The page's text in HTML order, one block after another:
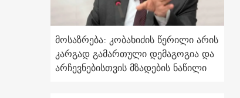
მოსაზრება: კობახიძის წერილი არის
კარგად გამართული დემაგოგია და
არჩევნებისთვის მზადების ნაწილი